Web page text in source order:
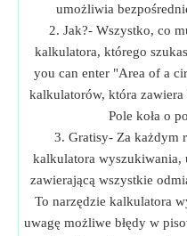
umożliwia
2. Jak?- Wszystko, co
kalkulatora, którego
you can enter "Area of a
kalkulatorów, która zawiera
Pole koła o
3. Gratisy- Za każdym
kalkulatora wyszukiwania,
zawierającą wszystkie
To narzędzie kalkulatora
uwagę możliwe błędy w